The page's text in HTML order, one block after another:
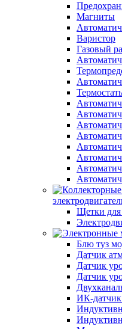
Магниты
Варистор
Газовый
Щетки для
Блю туз
Датчик
Датчик
Датчик
ИК-